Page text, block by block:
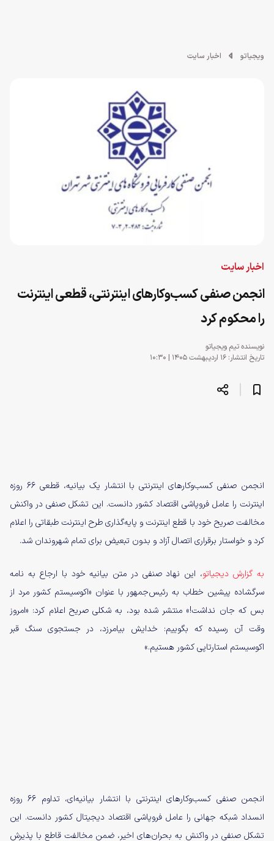
ویجیاتو اخبار سایت
اخبار سایت
انجمن صنفی کسب‌وکارهای اینترنتی، قطعی اینترنت
را محکوم کرد
نویسندهتیم ویجیاتو
تاریخ انتشار: ۱۶ اردیبهشت ۱۴۰۵ | ۱۰:۳۰
انجمن صنفی کسب‌وکارهای اینترنتی با انتشار یک بیانیه، قطعی ۶۶ روزه
اینترنت را عامل فروپاشی اقتصاد کشور دانست. این تشکل صنفی در واکنش
مخالفت صریح خود با قطع اینترنت و پایه‌گذاری طرح اینترنت طبقاتی را اعلام
کرد و خواستار برقراری اتصال آزاد و بدون تبعیض برای تمام شهروندان شد.
به گزارش دیجیاتو، این نهاد صنفی در متن بیانیه خود با ارجاع به نامه
سرگشاده پیشین خطاب به رئیس‌جمهور با عنوان «اکوسیستم کشور مرد از
بس که جان نداشت!» منتشر شده بود، به شکلی صریح اعلام کرد: «امروز
وقت آن رسیده که بگوییم: خدایش بیامرزد، در جستجوی سنگ قبر
اکوسیستم استارتاپی کشور هستیم.»
انجمن صنفی کسب‌وکارهای اینترنتی با انتشار بیانیه‌ای، تداوم ۶۶ روزه
انسداد شبکه جهانی را عامل فروپاشی اقتصاد دیجیتال کشور دانست. این
تشکل صنفی در واکنش به بحران‌های اخیر، ضمن مخالفت قاطع با پذیرش